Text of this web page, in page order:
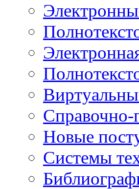
Справочно-
Новые
Cистемы